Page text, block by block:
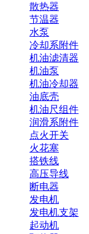
散热器
节温器
水泵
冷却系附件
机油滤清器
机油泵
机油冷却器
油底壳
机油尺组件
润滑系附件
点火开关
火花塞
搭铁线
高压导线
断电器
发电机
发电机支架
起动机